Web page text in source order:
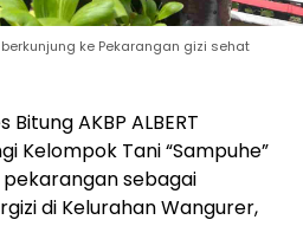
ke Pekarangan gizi sehat
Bitung AKBP ALBERT
Kelompok Tani “Sampuhe”
sebagai
di Kelurahan Wangurer,